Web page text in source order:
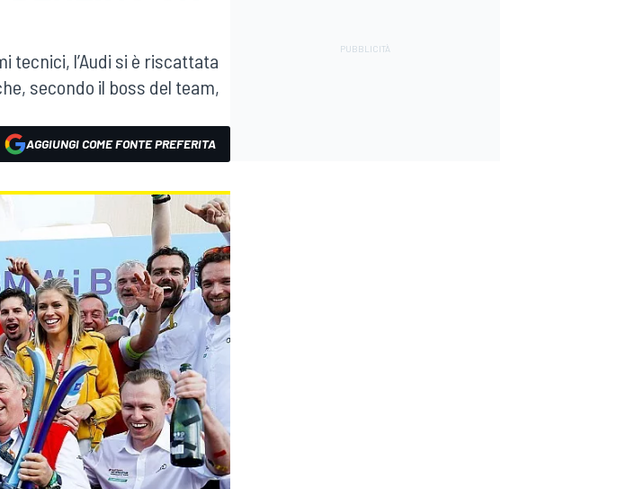
tecnici, l’Audi si è riscattata
secondo il boss del team,
AGGIUNGI COME FONTE PREFERITA